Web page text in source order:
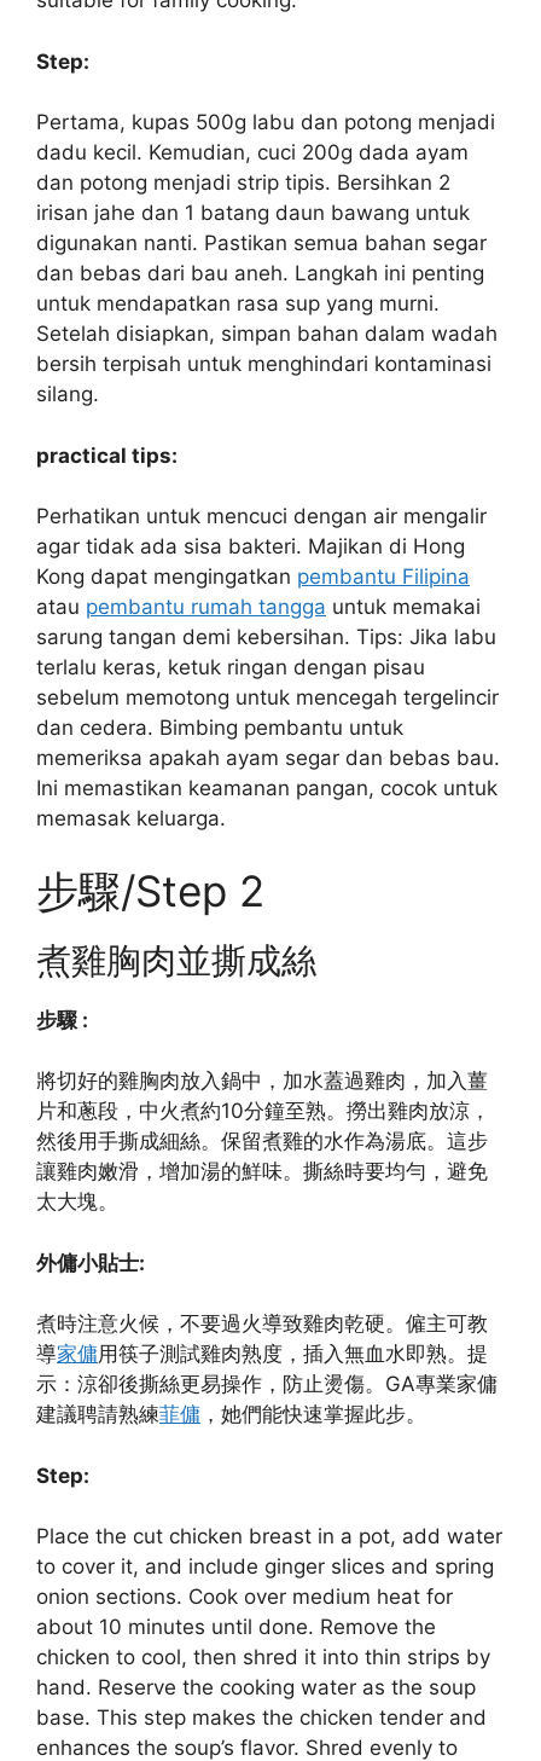
Step:
Pertama, kupas 500g labu dan potong menjadi
dadu kecil. Kemudian, cuci 200g dada ayam
dan potong menjadi strip tipis. Bersihkan 2
irisan jahe dan 1 batang daun bawang untuk
digunakan nanti. Pastikan semua bahan segar
dan bebas dari bau aneh. Langkah ini penting
untuk mendapatkan rasa sup yang murni.
Setelah disiapkan, simpan bahan dalam wadah
bersih terpisah untuk menghindari kontaminasi
silang.
practical tips:
Perhatikan untuk mencuci dengan air mengalir
agar tidak ada sisa bakteri. Majikan di Hong
Kong dapat mengingatkan pembantu Filipina
atau pembantu rumah tangga untuk memakai
sarung tangan demi kebersihan. Tips: Jika labu
terlalu keras, ketuk ringan dengan pisau
sebelum memotong untuk mencegah tergelincir
dan cedera. Bimbing pembantu untuk
memeriksa apakah ayam segar dan bebas bau.
Ini memastikan keamanan pangan, cocok untuk
memasak keluarga.
步驟/Step 2
煮雞胸肉並撕成絲
步驟 :
將切好的雞胸肉放入鍋中，加水蓋過雞肉，加入薑
片和蔥段，中火煮約10分鐘至熟。撈出雞肉放涼，
然後用手撕成細絲。保留煮雞的水作為湯底。這步
讓雞肉嫩滑，增加湯的鮮味。撕絲時要均勻，避免
太大塊。
外傭小貼士:
煮時注意火候，不要過火導致雞肉乾硬。僱主可教
導家傭用筷子測試雞肉熟度，插入無血水即熟。提
示：涼卻後撕絲更易操作，防止燙傷。GA專業家傭
建議聘請熟練菲傭 ，她們能快速掌握此步。
Step:
Place the cut chicken breast in a pot, add water
to cover it, and include ginger slices and spring
onion sections. Cook over medium heat for
about 10 minutes until done. Remove the
chicken to cool, then shred it into thin strips by
hand. Reserve the cooking water as the soup
base. This step makes the chicken tender and
enhances the soup’s flavor. Shred evenly to